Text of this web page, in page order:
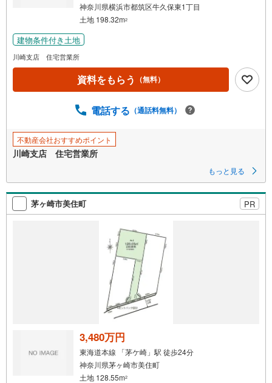
マ
イ
ペ
ー
る
神奈川県横浜市都筑区牛久保東1丁目
土地 198.32m2
建物条件付き土地
川崎支店 住宅営業所
資料をもらう （無料）
電話する （通話料無料）
不動産会社おすすめポイント
川崎支店 住宅営業所
もっと見る
茅ヶ崎市美住町 PR
3,480万円
東海道本線 「茅ケ崎」駅 徒歩24分
神奈川県茅ヶ崎市美住町
土地 128.55m2